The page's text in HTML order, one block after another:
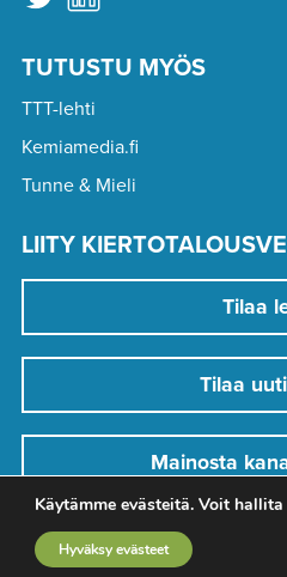
TUTUSTU MYÖS
TTT-lehti
Kemiamedia.fi
Tunne & Mieli
LIITY
Tilaa
Tilaa
Mainosta
Käytämme evästeitä. Voit
Hyväksy evästeet